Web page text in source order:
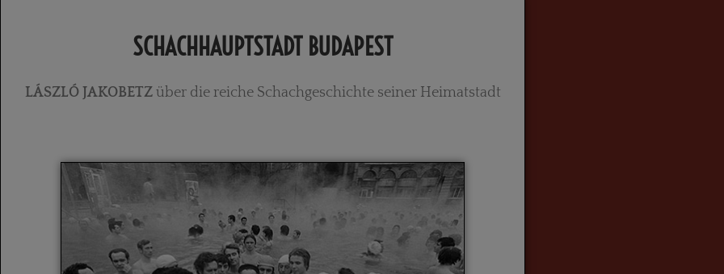
SCHACHHAUPTSTADT BUDAPEST
LÁSZLÓ JAKOBETZüber die reiche Schachgeschichte seiner Heimatstadt